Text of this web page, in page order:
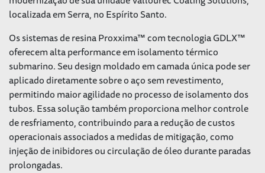
localizada em Serra, no Espírito Santo.
Os sistemas de resina Proxxima™ com tecnologia GDLX™
oferecem alta performance em isolamento térmico
submarino. Seu design moldado em camada única pode ser
aplicado diretamente sobre o aço sem revestimento,
permitindo maior agilidade no processo de isolamento dos
tubos. Essa solução também proporciona melhor controle
de resfriamento, contribuindo para a redução de custos
operacionais associados a medidas de mitigação, como
injeção de inibidores ou circulação de óleo durante paradas
prolongadas.